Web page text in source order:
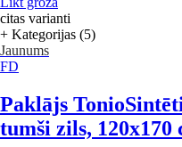
citas varianti
+ Kategorijas (5)
Jaunums
FD
Paklājs Tonio
tumši zils, 120x170